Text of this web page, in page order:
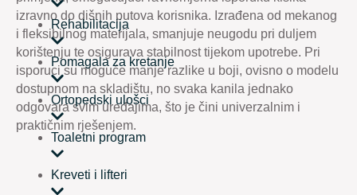
Rehabilitacija
Pomagala za kretanje
Ortopedski ulošci
Toaletni program
Kreveti i lifteri
izravno do dišnih putova korisnika. Izrađena od mekanog
i fleksibilnog materijala, smanjuje neugodu pri duljem
korištenju te osigurava stabilnost tijekom upotrebe. Pri
isporuci su moguće manje razlike u boji, ovisno o modelu
dostupnom na skladištu, no svaka kanila jednako
odgovara svim uređajima, što je čini univerzalnim i
praktičnim rješenjem.